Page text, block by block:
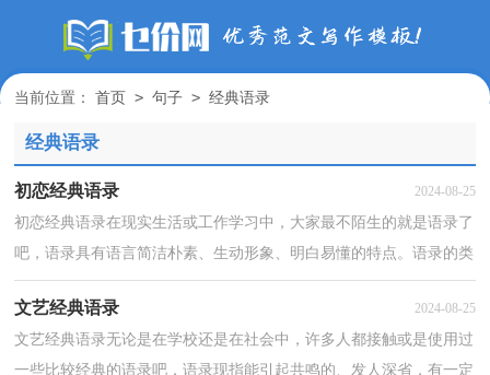
当前位置： 首页 > 句子 > 经典语录
经典语录
初恋经典语录 2024-08-25
初恋经典语录在现实生活或工作学习中，大家最不陌生的就是语录了
吧，语录具有语言简洁朴素、生动形象、明白易懂的特点。语录的类
型多样，你所见过的语录是什么样的呢？以下是小编帮...
文艺经典语录 2024-08-25
文艺经典语录无论是在学校还是在社会中，许多人都接触或是使用过
一些比较经典的语录吧，语录现指能引起共鸣的、发人深省，有一定